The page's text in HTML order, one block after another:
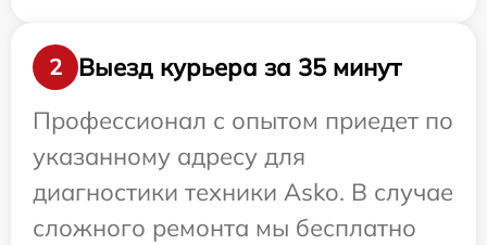
2
Выезд курьера за 35 минут
Профессионал с опытом приедет по
указанному адресу для
диагностики техники Asko. В случае
сложного ремонта мы бесплатно